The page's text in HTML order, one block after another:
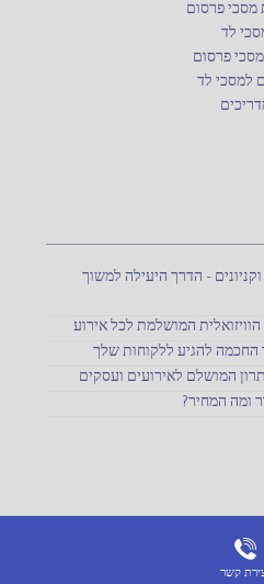
פרסום
לד
מסכי פרסום
למסכי לד
– הדרך היעילה למשוך
המושלמת לכל אירוע
החכמה להגיע ללקוחות שלך
המושלם לאירועים ועסקים
ומה המחיר?
קשר